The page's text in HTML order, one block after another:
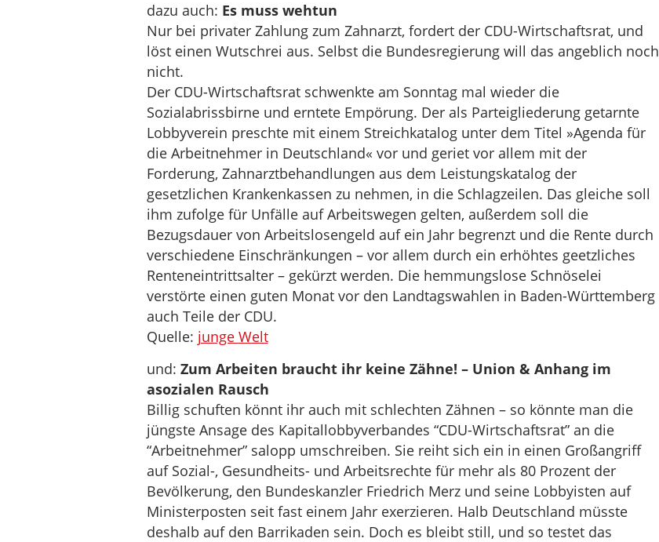
dazu auch: Es muss wehtun
Nur bei privater Zahlung zum Zahnarzt, fordert der CDU-Wirtschaftsrat, und
löst einen Wutschrei aus. Selbst die Bundesregierung will das angeblich noch
nicht.
Der CDU-Wirtschaftsrat schwenkte am Sonntag mal wieder die
Sozialabrissbirne und erntete Empörung. Der als Parteigliederung getarnte
Lobbyverein preschte mit einem Streichkatalog unter dem Titel »Agenda für
die Arbeitnehmer in Deutschland« vor und geriet vor allem mit der
Forderung, Zahnarztbehandlungen aus dem Leistungskatalog der
gesetzlichen Krankenkassen zu nehmen, in die Schlagzeilen. Das gleiche soll
ihm zufolge für Unfälle auf Arbeitswegen gelten, außerdem soll die
Bezugsdauer von Arbeitslosengeld auf ein Jahr begrenzt und die Rente durch
verschiedene Einschränkungen – vor allem durch ein erhöhtes geetzliches
Renteneintrittsalter – gekürzt werden. Die hemmungslose Schnöselei
verstörte einen guten Monat vor den Landtagswahlen in Baden-Württemberg
auch Teile der CDU.
Quelle: junge Welt
und: Zum Arbeiten braucht ihr keine Zähne! – Union & Anhang im
asozialen Rausch
Billig schuften könnt ihr auch mit schlechten Zähnen – so könnte man die
jüngste Ansage des Kapitallobbyverbandes “CDU-Wirtschaftsrat” an die
“Arbeitnehmer” salopp umschreiben. Sie reiht sich ein in einen Großangriff
auf Sozial-, Gesundheits- und Arbeitsrechte für mehr als 80 Prozent der
Bevölkerung, den Bundeskanzler Friedrich Merz und seine Lobbyisten auf
Ministerposten seit fast einem Jahr exerzieren. Halb Deutschland müsste
deshalb auf den Barrikaden sein. Doch es bleibt still, und so testet das